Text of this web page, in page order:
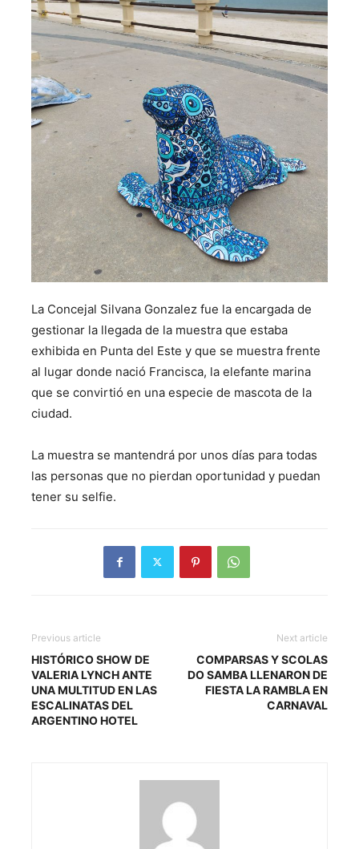
La Concejal Silvana Gonzalez fue la encargada de
gestionar la llegada de la muestra que estaba
exhibida en Punta del Este y que se muestra frente
al lugar donde nació Francisca, la elefante marina
que se convirtió en una especie de mascota de la
ciudad.
La muestra se mantendrá por unos días para todas
las personas que no pierdan oportunidad y puedan
tener su selfie.
Previous article
HISTÓRICO SHOW DE
VALERIA LYNCH ANTE
UNA MULTITUD EN LAS
ESCALINATAS DEL
ARGENTINO HOTEL
Next article
COMPARSAS Y SCOLAS
DO SAMBA LLENARON DE
FIESTA LA RAMBLA EN
CARNAVAL